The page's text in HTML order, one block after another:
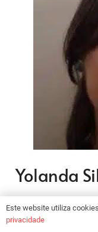
Yolanda
Licenciada em
da Universidade
Este website utiliza
privacidade